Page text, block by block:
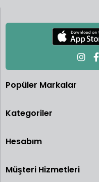
Popüler Markalar
Kategoriler
Hesabım
Müşteri Hizmetleri